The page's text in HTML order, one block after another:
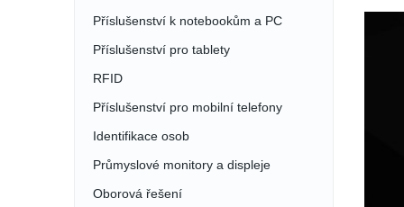
Příslušenství k notebookům a PC
Příslušenství pro tablety
RFID
Příslušenství pro mobilní telefony
Identifikace osob
Průmyslové monitory a displeje
Oborová řešení